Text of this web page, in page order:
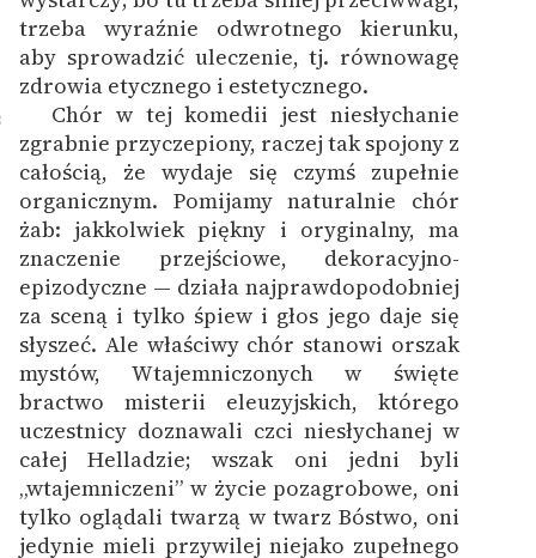
trzeba wyraźnie odwrotnego kierunku,
aby sprowadzić uleczenie, tj. równowagę
zdrowia etycznego i estetycznego.
Chór w tej komedii jest niesłychanie
zgrabnie przyczepiony, raczej tak spojony z
całością, że wydaje się czymś zupełnie
organicznym. Pomijamy naturalnie chór
żab: jakkolwiek piękny i oryginalny, ma
znaczenie przejściowe, dekoracyjno-
epizodyczne — działa najprawdopodobniej
za sceną i tylko śpiew i głos jego daje się
słyszeć. Ale właściwy chór stanowi orszak
mystów, Wtajemniczonych w święte
bractwo misterii eleuzyjskich, którego
uczestnicy doznawali czci niesłychanej w
całej Helladzie; wszak oni jedni byli
„wtajemniczeni” w życie pozagrobowe, oni
tylko oglądali twarzą w twarz Bóstwo, oni
jedynie mieli przywilej niejako zupełnego